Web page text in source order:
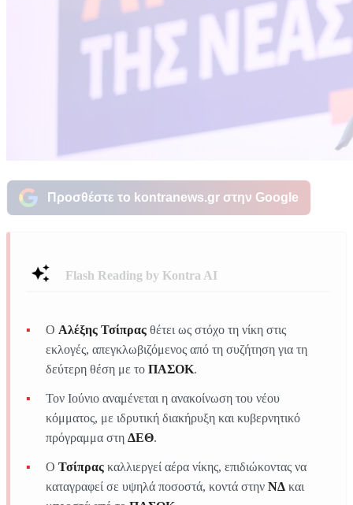
Προσθέστε το kontranews.gr στην Google
Flash Reading by Kontra AI
Ο Αλέξης Τσίπρας θέτει ως στόχο τη νίκη στις
εκλογές, απεγκλωβιζόμενος από τη συζήτηση για τη
δεύτερη θέση με το ΠΑΣΟΚ.
Τον Ιούνιο αναμένεται η ανακοίνωση του νέου
κόμματος, με ιδρυτική διακήρυξη και κυβερνητικό
πρόγραμμα στη ΔΕΘ.
Ο Τσίπρας καλλιεργεί αέρα νίκης, επιδιώκοντας να
καταγραφεί σε υψηλά ποσοστά, κοντά στην ΝΔ και